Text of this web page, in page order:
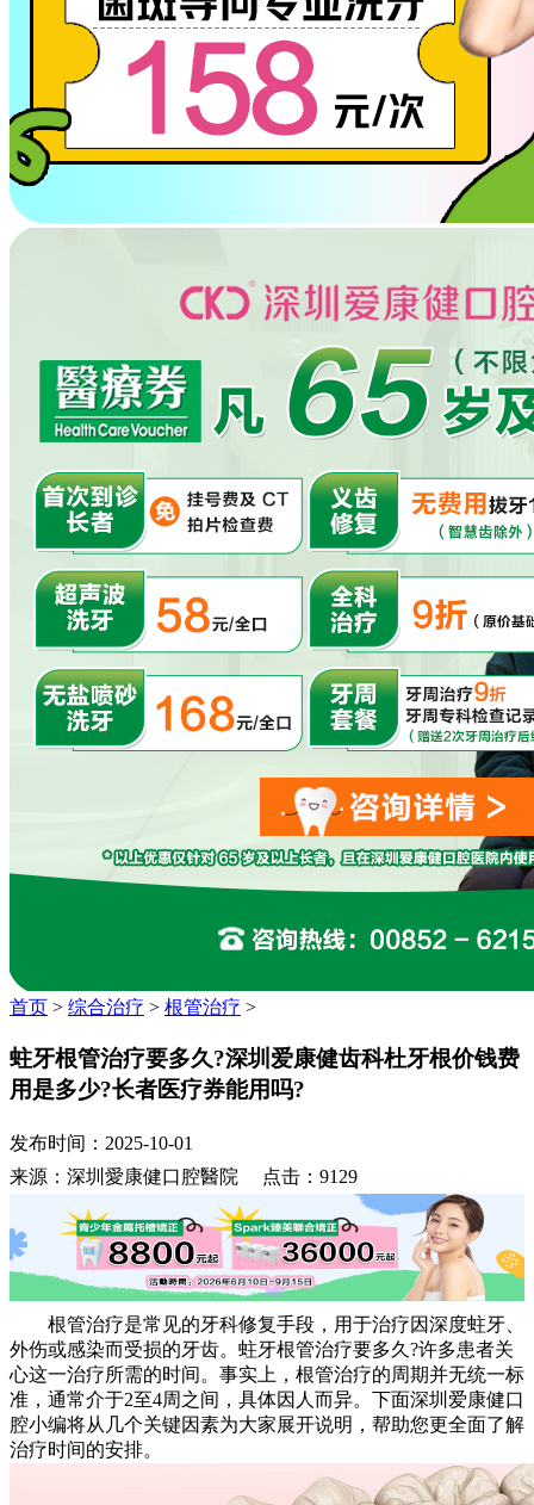
首页 > 综合治疗 > 根管治疗 >
蛀牙根管治疗要多久?深圳爱康健齿科杜牙根价钱费
用是多少?长者医疗券能用吗?
发布时间：2025-10-01
来源：深圳愛康健口腔醫院 点击：9129
根管治疗是常见的牙科修复手段，用于治疗因深度蛀牙、
外伤或感染而受损的牙齿。蛀牙根管治疗要多久?许多患者关
心这一治疗所需的时间。事实上，根管治疗的周期并无统一标
准，通常介于2至4周之间，具体因人而异。下面深圳爱康健口
腔小编将从几个关键因素为大家展开说明，帮助您更全面了解
治疗时间的安排。